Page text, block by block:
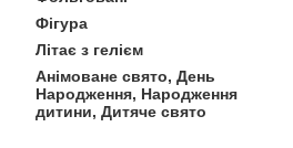
Фігура
Літає з гелієм
Анімоване свято, День
Народження, Народження
дитини, Дитяче свято